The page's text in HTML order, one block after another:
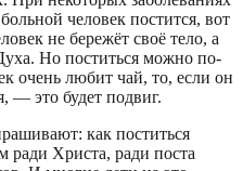
человек постится, вот
не бережёт своё тело, а
Но поститься можно по-
очень любит чай, то, если он
— это будет подвиг.
как поститься
ради Христа, ради поста